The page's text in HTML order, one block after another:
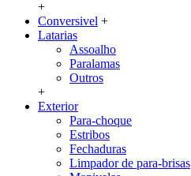
+
Conversivel +
Latarias
Assoalho
Paralamas
Outros
+
Exterior
Para-choque
Estribos
Fechaduras
Limpador de para-brisas